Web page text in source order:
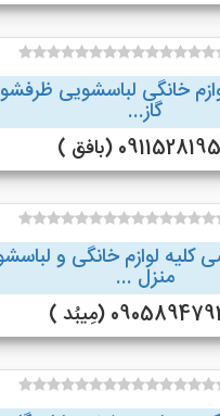
خانگی لباسشویی
گاز...
(بافق )
لوازم خانگی و
منزل ...
(مِیبُد )